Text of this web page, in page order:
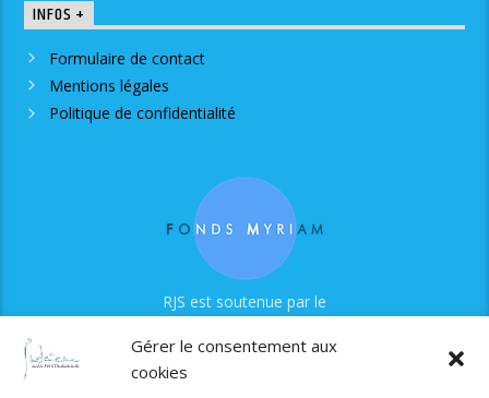
Gérer le consentement aux
cookies
INFOS +
Formulaire de contact
Mentions légales
Politique de confidentialité
RJS est soutenue par le